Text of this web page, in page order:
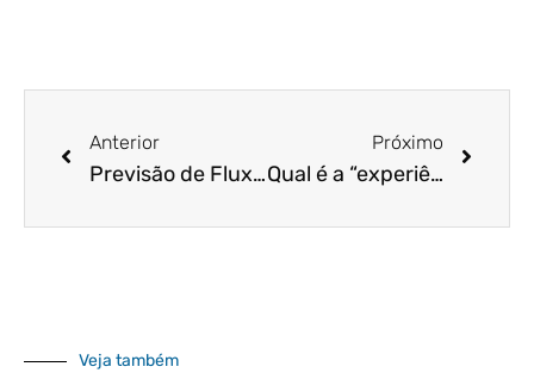
Anterior
Previsão de Fluxo de Caixa
Próximo
Qual é a “experiência primordial” que a sua empresa vende?
Veja também